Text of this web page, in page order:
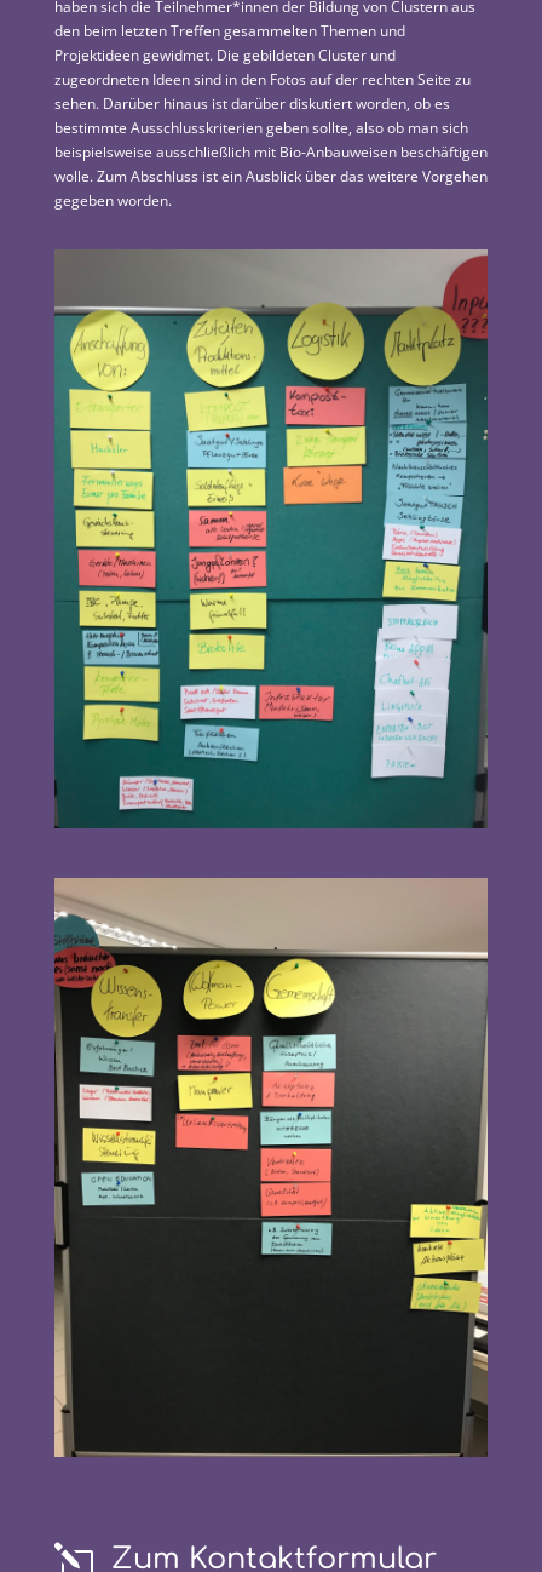
haben sich die Teilnehmer*innen der Bildung von Clustern aus
den beim letzten Treffen gesammelten Themen und
Projektideen gewidmet. Die gebildeten Cluster und
zugeordneten Ideen sind in den Fotos auf der rechten Seite zu
sehen. Darüber hinaus ist darüber diskutiert worden, ob es
bestimmte Ausschlusskriterien geben sollte, also ob man sich
beispielsweise ausschließlich mit Bio-Anbauweisen beschäftigen
wolle. Zum Abschluss ist ein Ausblick über das weitere Vorgehen
gegeben worden.
l Zum Kontaktformular